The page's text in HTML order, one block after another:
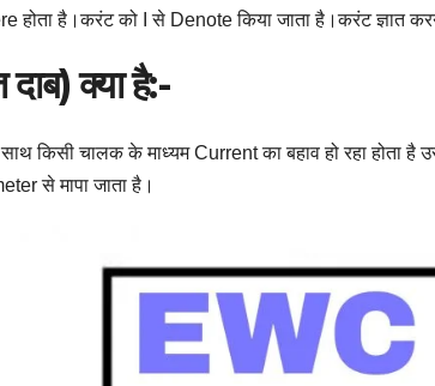
होता है।करंट को I से Denote किया जाता है।करंट ज्ञात
क्या है:-
किसी चालक के माध्यम Current का बहाव हो रहा होता है
से मापा जाता है।